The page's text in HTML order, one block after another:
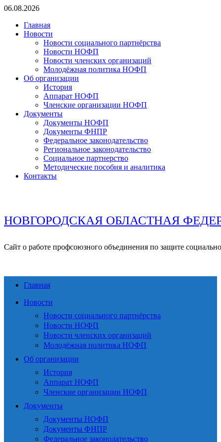
Перейти
содержимому
06.08.2026
Главная
Новости
Новости социального партнёрства
Новости НОФП
Новости членских организаций
Молодёжная политика НОФП
Об организации
История
Аппарат НОФП
Членские организации НОФП
Документы
Документы НОФП
Документы ФНПР
Федеральное законодательство
Региональное законодательство
Социальное партнерство
Методические пособия и аналитика
Контакты
НОВГОРОДСКАЯ ОБЛАСТНАЯ
Сайт о работе профсоюзного объединения по защите
Главная
Новости
Новости социального партнёрства
Новости НОФП
Новости членских организаций
Молодёжная политика НОФП
Об организации
История
Аппарат НОФП
Членские организации НОФП
Документы
Документы НОФП
Документы ФНПР
Федеральное законодательство